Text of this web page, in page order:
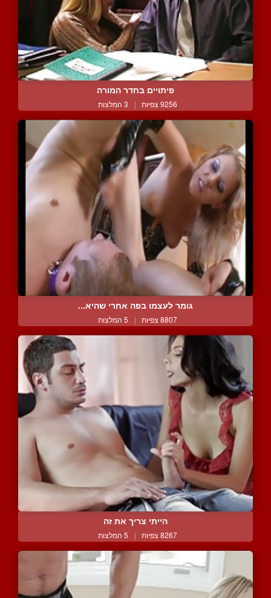
פיתויים בחדר המורה
9256 צפיות | 3 המלצות
גומר לעצמו בפה אחרי שהיא...
8807 צפיות | 5 המלצות
הייתי צריך את זה
8267 צפיות | 5 המלצות